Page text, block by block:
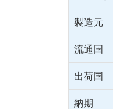
製造元
流通国
出荷国
納期